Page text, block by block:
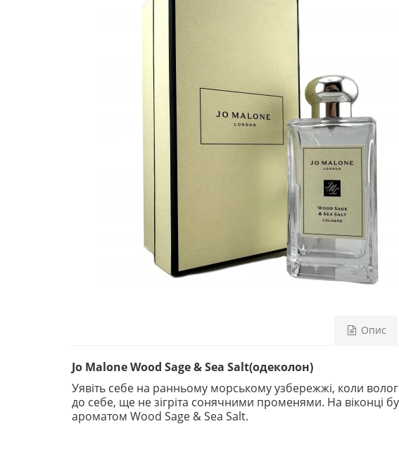
Опис
Jo Malone Wood Sage & Sea Salt(одеколон)
Уявіть себе на ранньому морському узбережжі, коли
до себе, ще не зігріта сонячними променями. На віконці
ароматом Wood Sage & Sea Salt.